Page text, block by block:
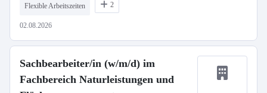
Flexible Arbeitszeiten 2
02.08.2026
Sachbearbeiter/in (w/m/d) im
Fachbereich Naturleistungen und